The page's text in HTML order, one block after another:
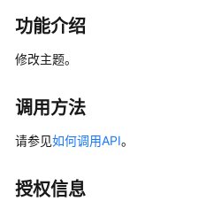
务
告
产
介
功能介绍
修改主题。
调用方法
请参见如何调用API。
授权信息